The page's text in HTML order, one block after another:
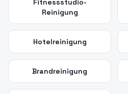
Fitnessstudio-
Reinigung
Hotelreinigung
Brandreinigung